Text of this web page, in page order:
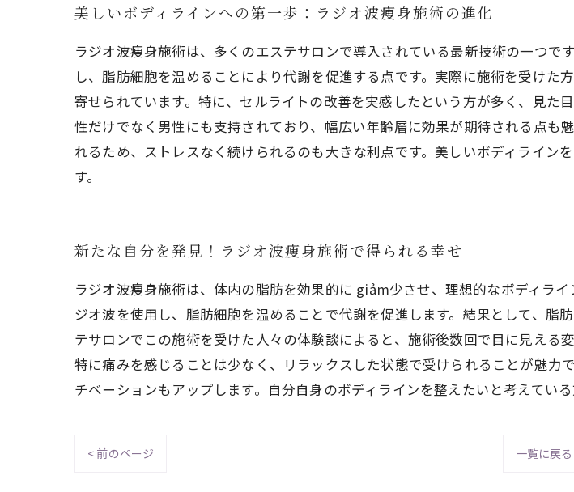
美しいボディラインへの第一歩：ラジオ波痩身施術の進化
ラジオ波痩身施術は、多くのエステサロンで導入されている最新技術の一つ
し、脂肪細胞を温めることにより代謝を促進する点です。実際に施術を受けた
寄せられています。特に、セルライトの改善を実感したという方が多く、見
性だけでなく男性にも支持されており、幅広い年齢層に効果が期待される点も
れるため、ストレスなく続けられるのも大きな利点です。美しいボディライン
す。
新たな自分を発見！ラジオ波痩身施術で得られる幸せ
ラジオ波痩身施術は、体内の脂肪を効果的に giảm少させ、理想的なボディラ
ジオ波を使用し、脂肪細胞を温めることで代謝を促進します。結果として、脂
テサロンでこの施術を受けた人々の体験談によると、施術後数回で目に見え
特に痛みを感じることは少なく、リラックスした状態で受けられることが魅力
チベーションもアップします。自分自身のボディラインを整えたいと考えてい
< 前のページ 一覧に戻る